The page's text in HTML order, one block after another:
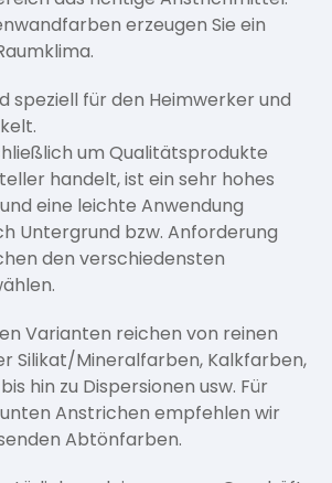
erzeugen Sie ein
speziell für den Heimwerker und
um Qualitätsprodukte
handelt, ist ein sehr hohes
eine leichte Anwendung
Untergrund bzw. Anforderung
den verschiedensten
Varianten reichen von reinen
Silikat/Mineralfarben, Kalkfarben,
hin zu Dispersionen usw. Für
Anstrichen empfehlen wir
Abtönfarben.